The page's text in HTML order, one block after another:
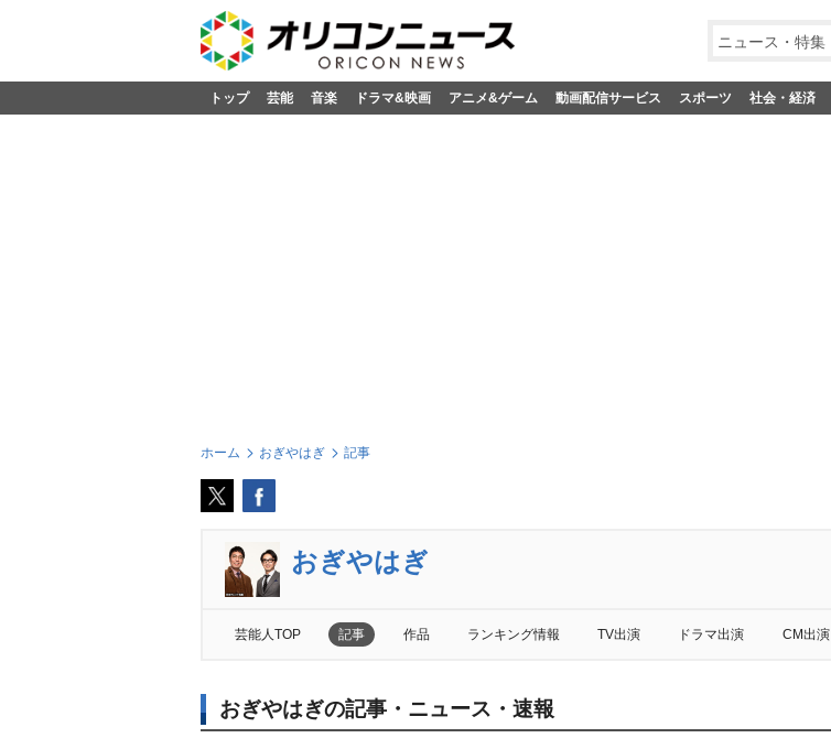
ニュース・特集
トップ 芸能 音楽 ドラマ&映画 アニメ&ゲーム 動画配信サービス スポーツ 社会・経済
ホーム おぎやはぎ 記事
おぎやはぎ
芸能人TOP 記事 作品 ランキング情報 TV出演 ドラマ出演 CM出演
おぎやはぎの記事・ニュース・速報